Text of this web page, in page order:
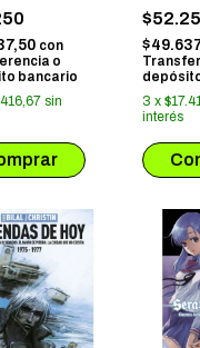
DE
LA
con
o
bancario
sin
UNOS
ARMAS
3 x
interés